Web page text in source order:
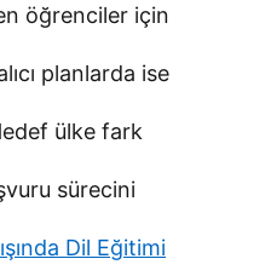
öğrenciler için
planlarda ise
ülke fark
sürecini
Dil Eğitimi